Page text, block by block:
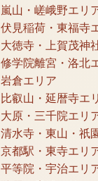
嵐山・嵯峨野エリ
伏見稲荷・東福寺
大徳寺・上賀茂神
修学院離宮・洛北
岩倉エリア
比叡山・延暦寺エ
大原・三千院エリ
清水寺・東山・祇
京都駅・東寺エリ
平等院・宇治エリ